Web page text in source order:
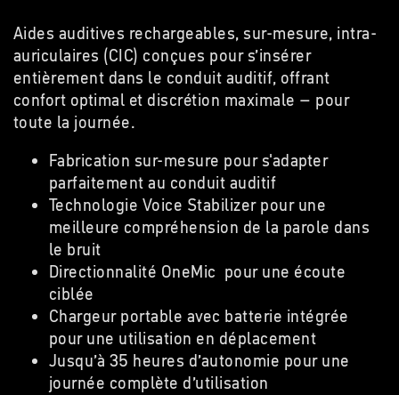
Aides auditives rechargeables, sur-mesure, intra-
auriculaires (CIC) conçues pour s’insérer
entièrement dans le conduit auditif, offrant
confort optimal et discrétion maximale – pour
toute la journée.
Fabrication sur-mesure pour s'adapter
parfaitement au conduit auditif
Technologie Voice Stabilizer pour une
meilleure compréhension de la parole dans
le bruit
Directionnalité OneMic pour une écoute
ciblée
Chargeur portable avec batterie intégrée
pour une utilisation en déplacement
Jusqu’à 35 heures d’autonomie pour une
journée complète d’utilisation